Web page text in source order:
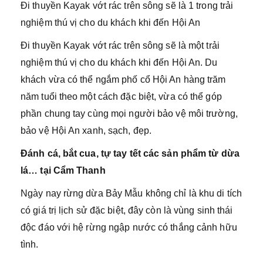
Đi thuyền Kayak vớt rác trên sông sẽ là 1 trong trải
nghiệm thú vị cho du khách khi đến Hội An
Đi thuyền Kayak vớt rác trên sông sẽ là một trải
nghiệm thú vị cho du khách khi đến Hội An. Du
khách vừa có thể ngắm phố cổ Hội An hàng trăm
năm tuổi theo một cách đặc biệt, vừa có thể góp
phần chung tay cùng mọi người bảo vệ môi trường,
bảo vệ Hội An xanh, sạch, đẹp.
Đánh cá, bắt cua, tự tay tết các sản phẩm từ dừa
lá… tại Cẩm Thanh
Ngày nay rừng dừa Bảy Mẫu không chỉ là khu di tích
có giá trị lịch sử đặc biệt, đây còn là vùng sinh thái
độc đáo với hệ rừng ngập nước có thắng cảnh hữu
tình.